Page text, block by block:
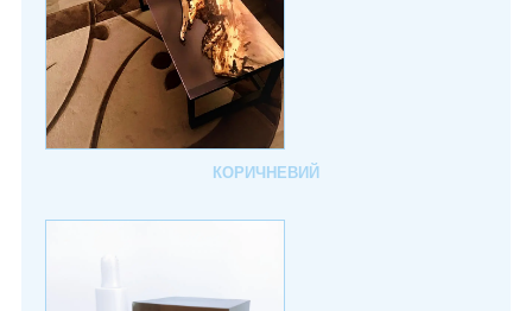
КОРИЧНЕВИЙ